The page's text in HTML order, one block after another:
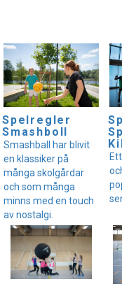
Spelregler
Smashboll
Smashball har blivit
en klassiker på
många skolgårdar
och som många
minns med en touch
av nostalgi.